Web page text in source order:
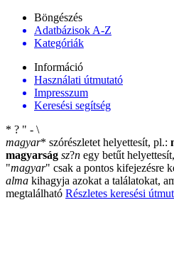
Böngészés
Adatbázisok A-Z
Kategóriák
Információ
Használati útmutató
Impresszum
Keresési segítség
* ? " - \
magyar* szórészletet helyettesít, pl.:
magyarság sz?n egy betűt
"magyar" csak a pontos kifejezésre
alma kihagyja azokat a találatokat,
megtalálható Részletes keresési